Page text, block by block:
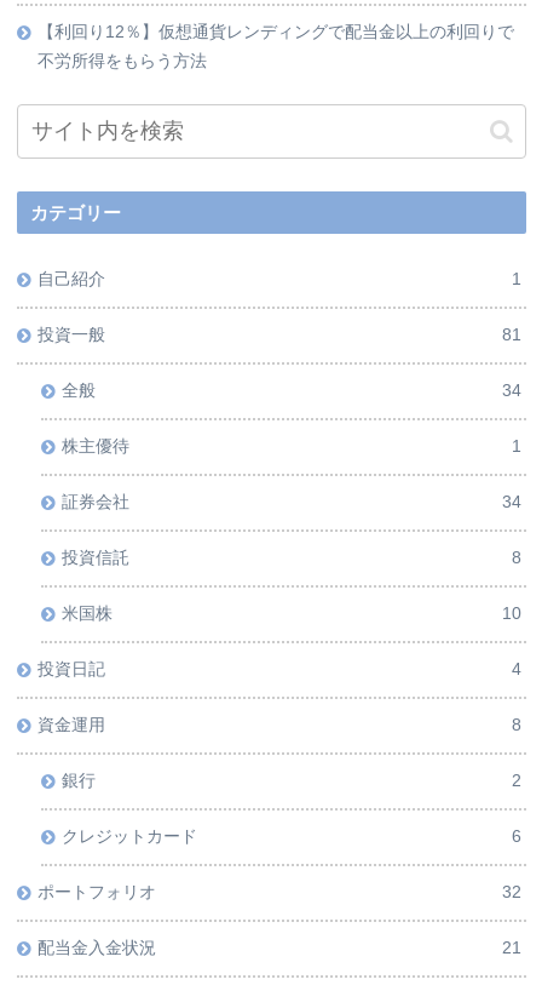
【利回り12％】仮想通貨レンディングで配当金以上の利回りで
不労所得をもらう方法
カテゴリー
自己紹介 1
投資一般 81
全般 34
株主優待 1
証券会社 34
投資信託 8
米国株 10
投資日記 4
資金運用 8
銀行 2
クレジットカード 6
ポートフォリオ 32
配当金入金状況 21